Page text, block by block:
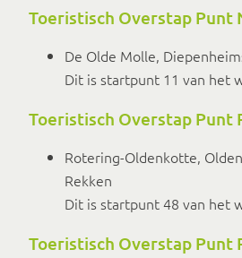
Toeristisch Overstap Punt
De Olde Molle,
Dit is startpunt 11 van het
Toeristisch Overstap Punt
Rotering-Oldenkotte,
Rekken
Dit is startpunt 48 van het
Toeristisch Overstap Punt